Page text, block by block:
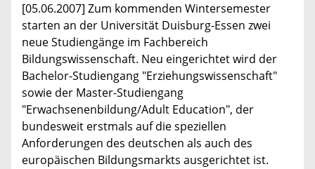
[05.06.2007] Zum kommenden Wintersemester
starten an der Universität Duisburg-Essen zwei
neue Studiengänge im Fachbereich
Bildungswissenschaft. Neu eingerichtet wird der
Bachelor-Studiengang "Erziehungswissenschaft"
sowie der Master-Studiengang
"Erwachsenenbildung/Adult Education", der
bundesweit erstmals auf die speziellen
Anforderungen des deutschen als auch des
europäischen Bildungsmarkts ausgerichtet ist.